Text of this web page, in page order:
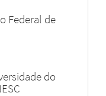
Federal de
do